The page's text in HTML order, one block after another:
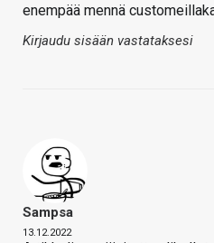
enempää mennä
Kirjaudu sisään vastataksesi
Sampsa
13.12.2022